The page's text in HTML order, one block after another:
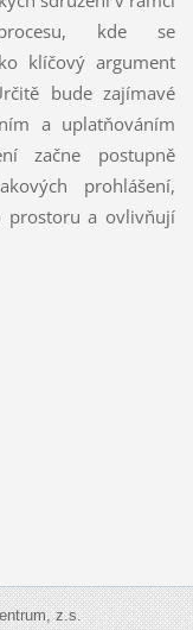
kde se
klíčový argument
bude zajímavé
a uplatňováním
začne postupně
prohlášení,
prostoru a ovlivňují
z.s.